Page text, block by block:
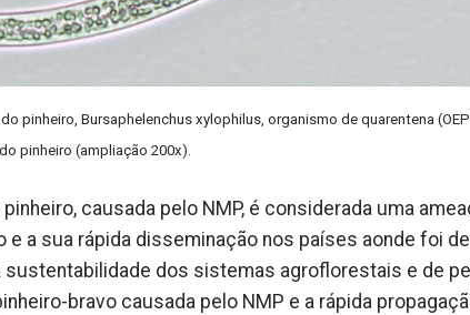
do pinheiro, Bursaphelenchus xylophilus, organismo de quarentena
pinheiro (ampliação 200x).
causada pelo NMP, é considerada uma
e a sua rápida disseminação nos países aonde foi
sustentabilidade dos sistemas agroflorestais e de
bravo causada pelo NMP e a rápida